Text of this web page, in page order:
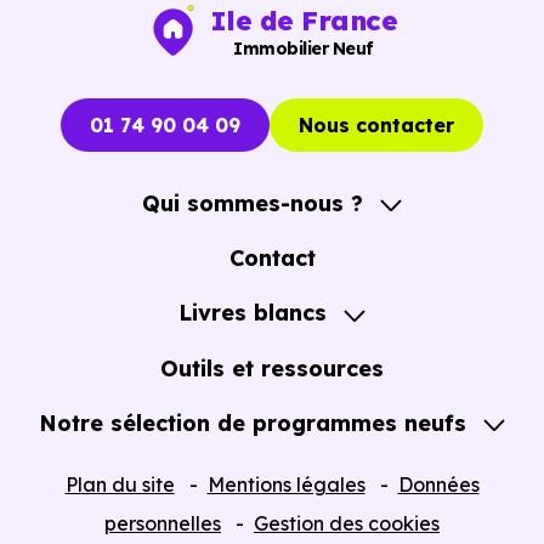
immobiliers neufs à Guibeville (91630)
opportunités concrètes.
Ile de France
Immobilier Neuf
01 74 90 04 09 Nous contacter
Qui sommes-nous ?
A propos
Contact
Livres blancs
Guide de l'Achat immobilier neuf en VEFA
Outils et ressources
Notre sélection de programmes neufs
Plan du site Mentions légales
Données
personnelles
Gestion des cookies